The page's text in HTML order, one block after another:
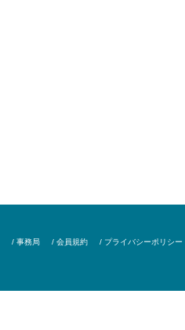
/ 事務局 / 会員規約 / プライバシーポリシー